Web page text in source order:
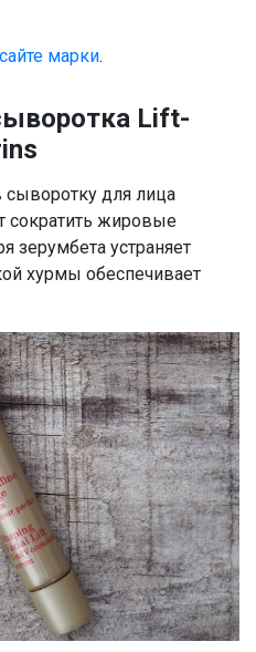
марки.
Lift-
сыворотку для лица
сократить жировые
зерумбета устраняет
хурмы обеспечивает